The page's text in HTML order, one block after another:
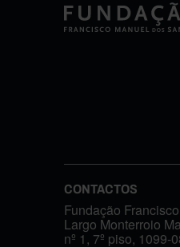
CONTACTOS
Fundação
Largo Monterroio
nº 1, 7º piso, 1099-